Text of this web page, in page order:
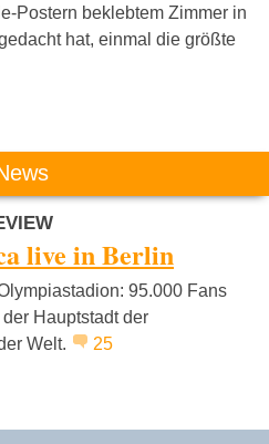
Postern beklebtem Zimmer in
hat, einmal die größte
live in Berlin
95.000 Fans
Hauptstadt der
Welt.
25